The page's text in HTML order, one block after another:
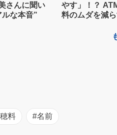
さんに聞い
な本音”
やす」！？
料のムダを減
料 #名前